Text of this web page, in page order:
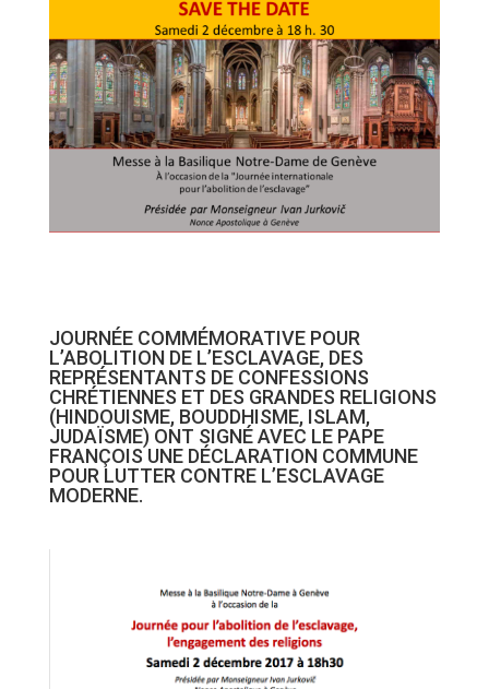
JOURNÉE COMMÉMORATIVE POUR
L’ABOLITION DE L’ESCLAVAGE, DES
REPRÉSENTANTS DE CONFESSIONS
CHRÉTIENNES ET DES GRANDES RELIGIONS
(HINDOUISME, BOUDDHISME, ISLAM,
JUDAÏSME) ONT SIGNÉ AVEC LE PAPE
FRANÇOIS UNE DÉCLARATION COMMUNE
POUR LUTTER CONTRE L’ESCLAVAGE
MODERNE.